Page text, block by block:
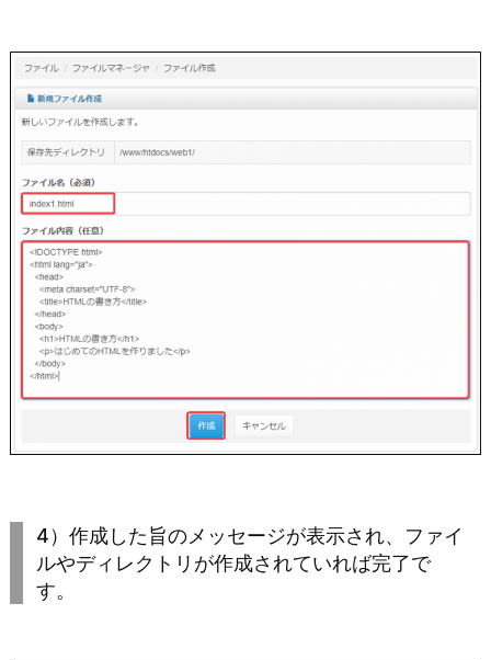
4）作成した旨のメッセージが表示され、ファイ
ルやディレクトリが作成されていれば完了で
す。